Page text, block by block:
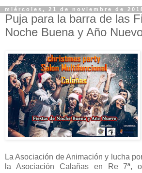
miércoles, 21 de noviembre de
Puja para la barra de las
Noche Buena y Año
La Asociación de Animación y lucha
la Asociación Calañas en Re 7ª,